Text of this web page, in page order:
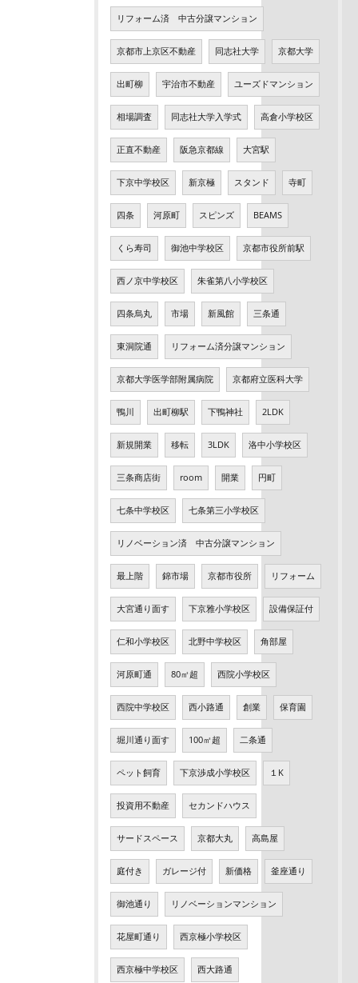
リフォーム済 中古分譲マンション
京都市上京区不動産 同志社大学 京都大学
出町柳 宇治市不動産 ユーズドマンション
相場調査 同志社大学入学式 高倉小学校区
正直不動産 阪急京都線 大宮駅
下京中学校区 新京極 スタンド 寺町
四条 河原町 スピンズ BEAMS
くら寿司 御池中学校区 京都市役所前駅
西ノ京中学校区 朱雀第八小学校区
四条烏丸 市場 新風館 三条通
東洞院通 リフォーム済分譲マンション
京都大学医学部附属病院 京都府立医科大学
鴨川 出町柳駅 下鴨神社 2LDK
新規開業 移転 3LDK 洛中小学校区
三条商店街 room 開業 円町
七条中学校区 七条第三小学校区
リノベーション済 中古分譲マンション
最上階 錦市場 京都市役所 リフォーム
大宮通り面す 下京雅小学校区 設備保証付
仁和小学校区 北野中学校区 角部屋
河原町通 80㎡超 西院小学校区
西院中学校区 西小路通 創業 保育園
堀川通り面す 100㎡超 二条通
ペット飼育 下京渉成小学校区 １K
投資用不動産 セカンドハウス
サードスペース 京都大丸 高島屋
庭付き ガレージ付 新価格 釜座通り
御池通り リノベーションマンション
花屋町通り 西京極小学校区
西京極中学校区 西大路通